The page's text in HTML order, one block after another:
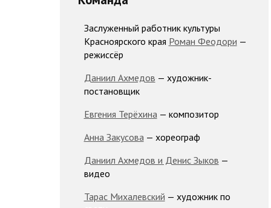
Заслуженный работник культуры
Красноярского края Роман Феодори —
режиссёр
Даниил Ахмедов — художник-
постановщик
Евгения Терёхина— композитор
Анна Закусова— хореограф
Даниил Ахмедов и Денис Зыков —
видео
Тарас Михалевский — художник по